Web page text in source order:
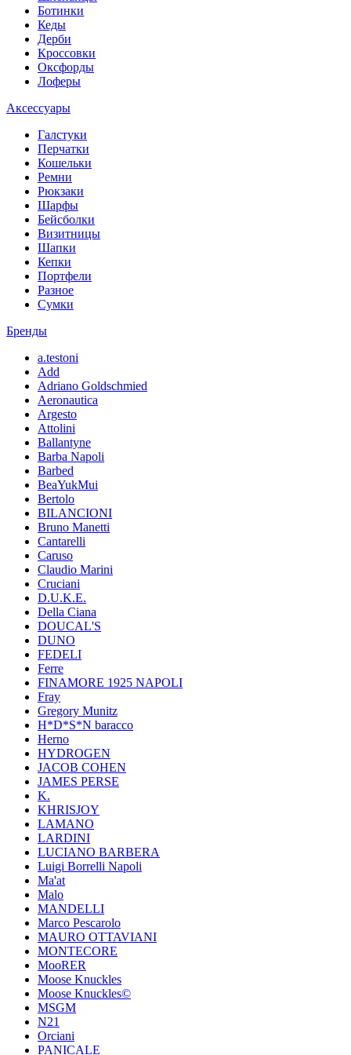
Ботинки
Кеды
Дерби
Кроссовки
Оксфорды
Лоферы
Аксессуары
Галстуки
Перчатки
Кошельки
Ремни
Рюкзаки
Шарфы
Бейсболки
Визитницы
Шапки
Кепки
Портфели
Разное
Сумки
Бренды
a.testoni
Add
Adriano Goldschmied
Aeronautica
Argesto
Attolini
Ballantyne
Barba Napoli
Barbed
BeaYukMui
Bertolo
BILANCIONI
Bruno Manetti
Cantarelli
Caruso
Claudio Marini
Cruciani
D.U.K.E.
Della Ciana
DOUCAL'S
DUNO
FEDELI
Ferre
FINAMORE 1925 NAPOLI
Fray
Gregory Munitz
H*D*S*N baracco
Herno
HYDROGEN
JACOB COHEN
JAMES PERSE
K.
KHRISJOY
LAMANO
LARDINI
LUCIANO BARBERA
Luigi Borrelli Napoli
Ma'at
Malo
MANDELLI
Marco Pescarolo
MAURO OTTAVIANI
MONTECORE
MooRER
Moose Knuckles
Moose Knuckles©️
MSGM
N21
Orciani
PANICALE